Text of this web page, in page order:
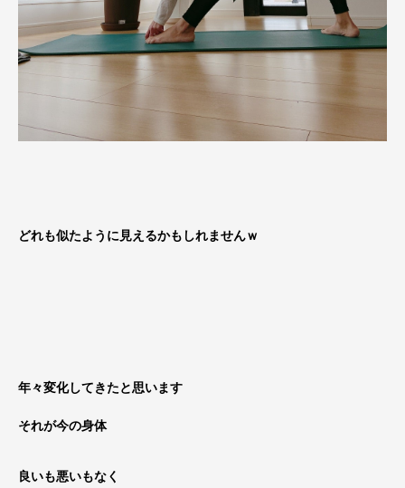
どれも似たように見えるかもしれませんｗ
年々変化してきたと思います
それが今の身体
良いも悪いもなく